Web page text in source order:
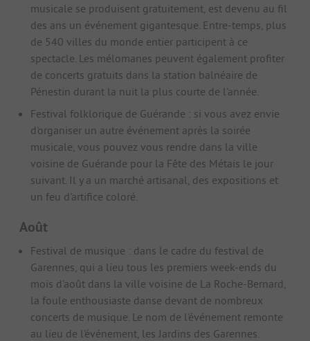
musicale se produisent gratuitement, est devenu au fil
des ans un événement gigantesque. Entre-temps, plus
de 540 villes du monde entier participent à ce
spectacle. Les mélomanes peuvent également profiter
de concerts gratuits dans la station balnéaire de
Pénestin durant la nuit la plus courte de l'année.
Festival folklorique de Guérande : si vous avez envie
d'organiser un autre événement après la soirée
musicale, vous pouvez vous rendre dans la ville
voisine de Guérande pour la Fête des Métais le jour
suivant. Il y a un marché artisanal, des expositions et
un feu d'artifice coloré.
Août
Festival de musique : dans le cadre du festival de
Garennes, qui a lieu tous les premiers week-ends du
mois d'août dans la ville voisine de La Roche-Bernard,
la foule enthousiaste danse devant de nombreux
concerts de musique. Le nom de l'événement remonte
au lieu de l'événement, les Jardins des Garennes.